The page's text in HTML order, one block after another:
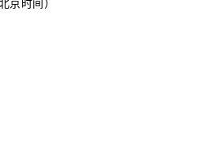
京时间）